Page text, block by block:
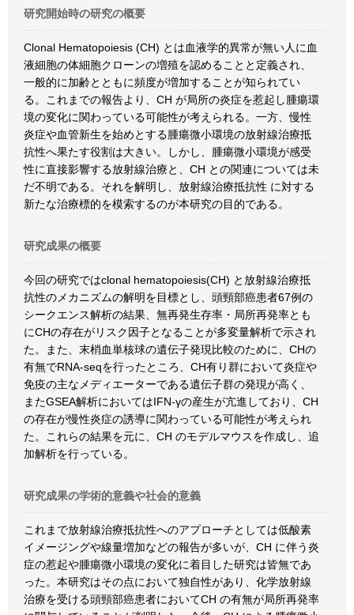
研究開始時の研究の概要
Clonal Hematopoiesis (CH) とは血液学的異常が無い人に血
液細胞の体細胞クローンの増殖を認めることと定義され、
一般的に加齢とともに頻度が増加することが知られてい
る。これまでの報告より、CH が局所の炎症を惹起し腫瘍環
境の変化に関わっている可能性が考えられる。一方、慢性
炎症や血管新生を始めとする腫瘍微小環境の放射線治療抵
抗性へ果たす役割は大きい。しかし、腫瘍微小環境が感受
性に直接影響する放射線治療と、CH との関連については未
だ不明である。それを解明し、放射線治療抵抗性 に対する
新たな治療標的を模索するのが本研究の目的である。
研究成果の概要
今回の研究ではclonal hematopoiesis(CH) と放射線治療抵
抗性のメカニズムの解明を目標とし、頭頸部癌患者67例の
シークエンス解析の結果、無再発生存率・局所再発率とも
にCHの存在がリスク因子となることが多変量解析で示され
た。また、末梢血単核球の遺伝子発現比較のために、CHの
有無でRNA-seqを行ったところ、CH有り群において炎症や
免疫の主なメディエーターである遺伝子群の発現が高く、
またGSEA解析においてはIFN-γの産生が亢進しており、CH
の存在が慢性炎症の誘導に関わっている可能性が考えられ
た。これらの結果を元に、CH のモデルマウスを作成し、追
加解析を行っている。
研究成果の学術的意義や社会的意義
これまで放射線治療抵抗性へのアプローチとしては低酸素
イメージングや線量増加などの報告が多いが、CH に伴う炎
症の惹起や腫瘍微小環境の変化に着目した研究は皆無であ
った。本研究はその点において独自性があり、化学放射線
治療を受ける頭頸部癌患者においてCH の有無が局所再発率